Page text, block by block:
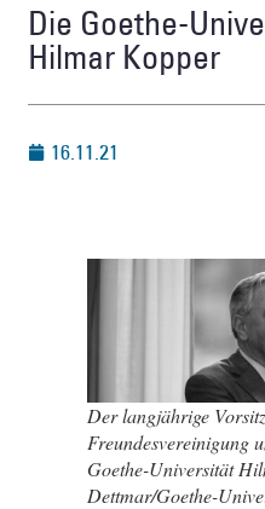
Die Goethe-
Hilmar Kopper
16.11.21
Der langjährige
Freundesvereinigung
Goethe-Universität
Dettmar/Goethe-